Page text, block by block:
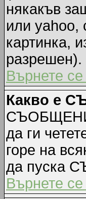
някакъв
или yahoo,
картинка,
разрешен).
Върнете
Какво е
да ги
горе на
да пуска
Върнете